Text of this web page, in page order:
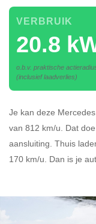
20.8
VERBRUIK
o.b.v. praktische
(inclusief laadverlies)
Je kan deze
van 812 km/u. Dat
aansluiting. Thuis
170 km/u. Dan is je